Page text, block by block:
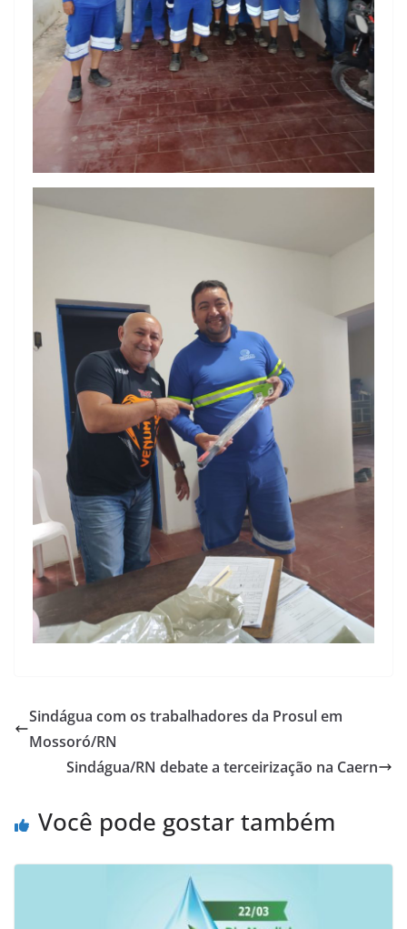
Sindágua com os trabalhadores da Prosul em
Mossoró/RN
Sindágua/RN debate a terceirização na Caern
Você pode gostar também